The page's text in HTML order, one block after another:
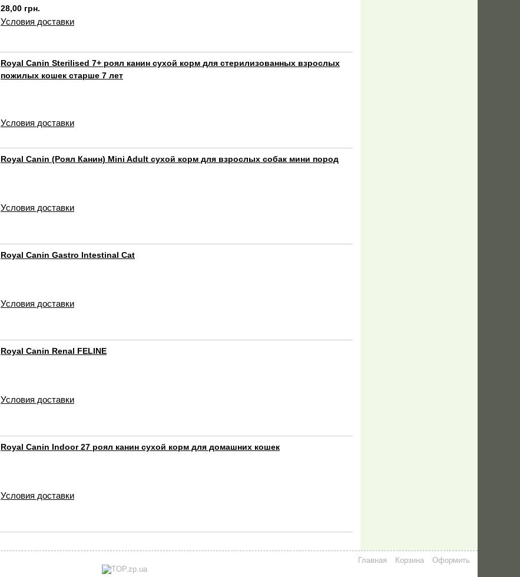
28,00 грн.
Условия доставки
Royal Canin Sterilised 7+ роял канин сухой корм для стерилизованных взрослых
пожилых кошек старше 7 лет
Условия доставки
Royal Canin (Роял Канин) Mini Adult сухой корм для взрослых собак мини пород
Условия доставки
Royal Canin Gastro Intestinal Cat
Условия доставки
Royal Canin Renal FELINE
Условия доставки
Royal Canin Indoor 27 роял канин сухой корм для домашних кошек
Условия доставки
Главная Корзина Оформить